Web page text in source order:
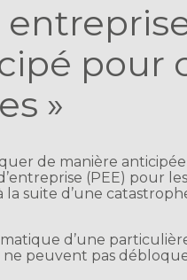
pour
»
de manière
(PEE) pour
la suite d’une
d’une
peuvent pas